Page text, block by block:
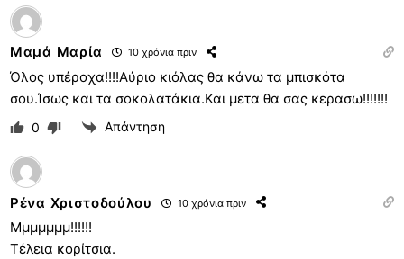
Μαμά Μαρία 10 χρόνια πριν
Όλος υπέροχα!!!!Αύριο κιόλας θα κάνω τα μπισκότα
σου.Ίσως και τα σοκολατάκια.Και μετα θα σας κερασω!!!!!!!
0 Απάντηση
Ρένα Χριστοδούλου 10 χρόνια πριν
Μμμμμμμ!!!!!!
Τέλεια κορίτσια.